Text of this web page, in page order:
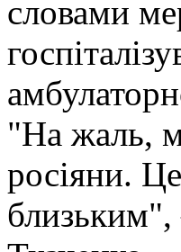
словами
"На жаль,
росіяни.